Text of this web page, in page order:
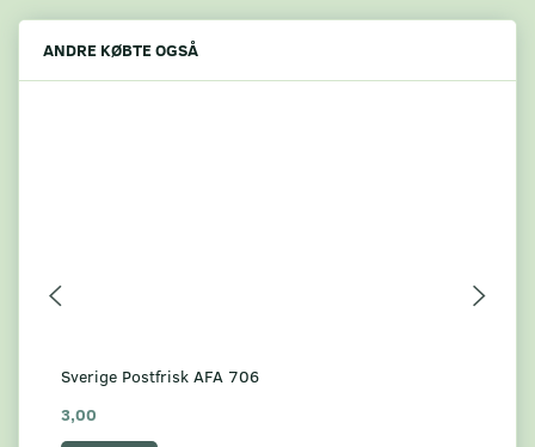
ANDRE KØBTE OGSÅ
Sverige Postfrisk AFA 706
3,00